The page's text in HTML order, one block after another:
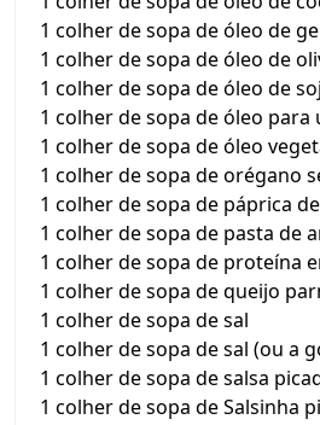
1 colher de sopa de óleo de
1 colher de sopa de óleo de
1 colher de sopa de óleo de
1 colher de sopa de óleo
1 colher de sopa de óleo
1 colher de sopa de orégano
1 colher de sopa de páprica
1 colher de sopa de pasta de
1 colher de sopa de proteína
1 colher de sopa de queijo
1 colher de sopa de sal
1 colher de sopa de sal (ou a
1 colher de sopa de salsa
1 colher de sopa de Salsinha